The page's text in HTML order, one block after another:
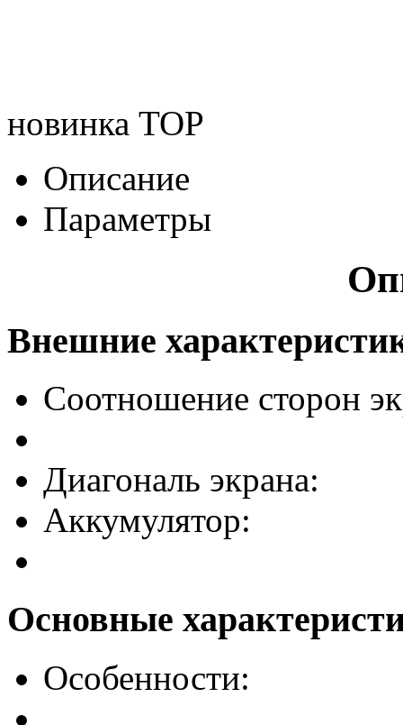
новинка TOP
Описание
Параметры
Внешние
Соотношение сторон
Диагональ экрана:
Аккумулятор:
Основные
Особенности: